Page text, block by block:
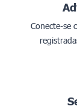
Conecte-se